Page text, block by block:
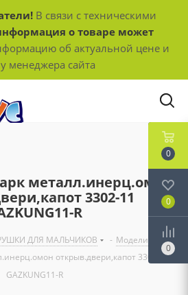
В связи с техническими
о товаре может
об актуальной цене и
менеджера сайта
металл.инерц.омон
3302-11
R
ДЛЯ МАЛЬЧИКОВ - Модели
-
открыв.двери,капот 3302-11
GAZKUNG11-R
0
0
0